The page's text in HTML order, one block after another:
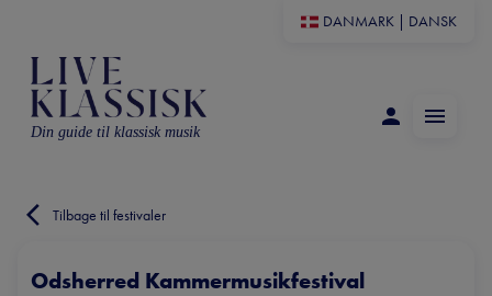
DANMARK DANSK
Din guide til klassisk musik
Tilbage til festivaler
Odsherred Kammermusikfestival